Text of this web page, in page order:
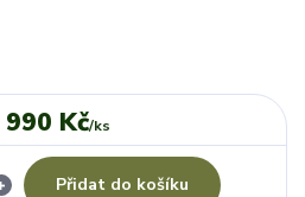
Kč/ks
Přidat do košíku